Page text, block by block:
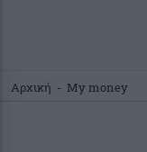
Αρχική - My money